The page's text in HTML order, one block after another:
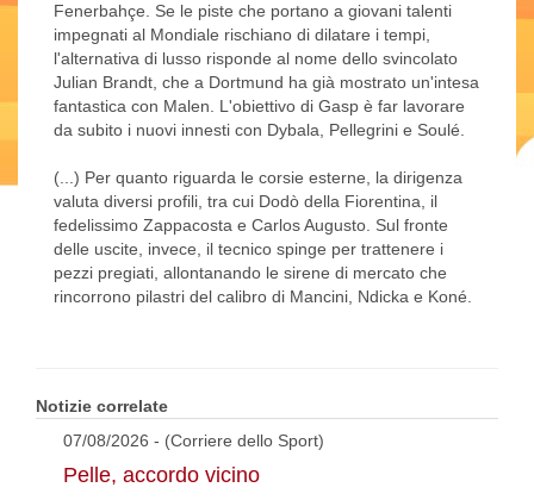
Fenerbahçe. Se le piste che portano a giovani talenti
impegnati al Mondiale rischiano di dilatare i tempi,
l'alternativa di lusso risponde al nome dello svincolato
Julian Brandt, che a Dortmund ha già mostrato un'intesa
fantastica con Malen. L'obiettivo di Gasp è far lavorare
da subito i nuovi innesti con Dybala, Pellegrini e Soulé.
(...) Per quanto riguarda le corsie esterne, la dirigenza
valuta diversi profili, tra cui Dodò della Fiorentina, il
fedelissimo Zappacosta e Carlos Augusto. Sul fronte
delle uscite, invece, il tecnico spinge per trattenere i
pezzi pregiati, allontanando le sirene di mercato che
rincorrono pilastri del calibro di Mancini, Ndicka e Koné.
Notizie correlate
07/08/2026 - (Corriere dello Sport)
Pelle, accordo vicino